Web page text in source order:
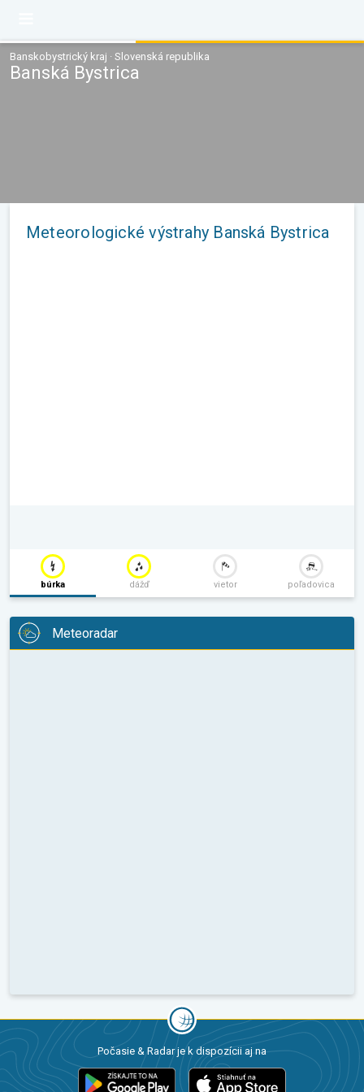
Banskobystrický kraj · Slovenská republika
Banská Bystrica
Meteorologické výstrahy Banská Bystrica
búrka dážď vietor poľadovica
Meteoradar
Počasie & Radar je k dispozícii aj na